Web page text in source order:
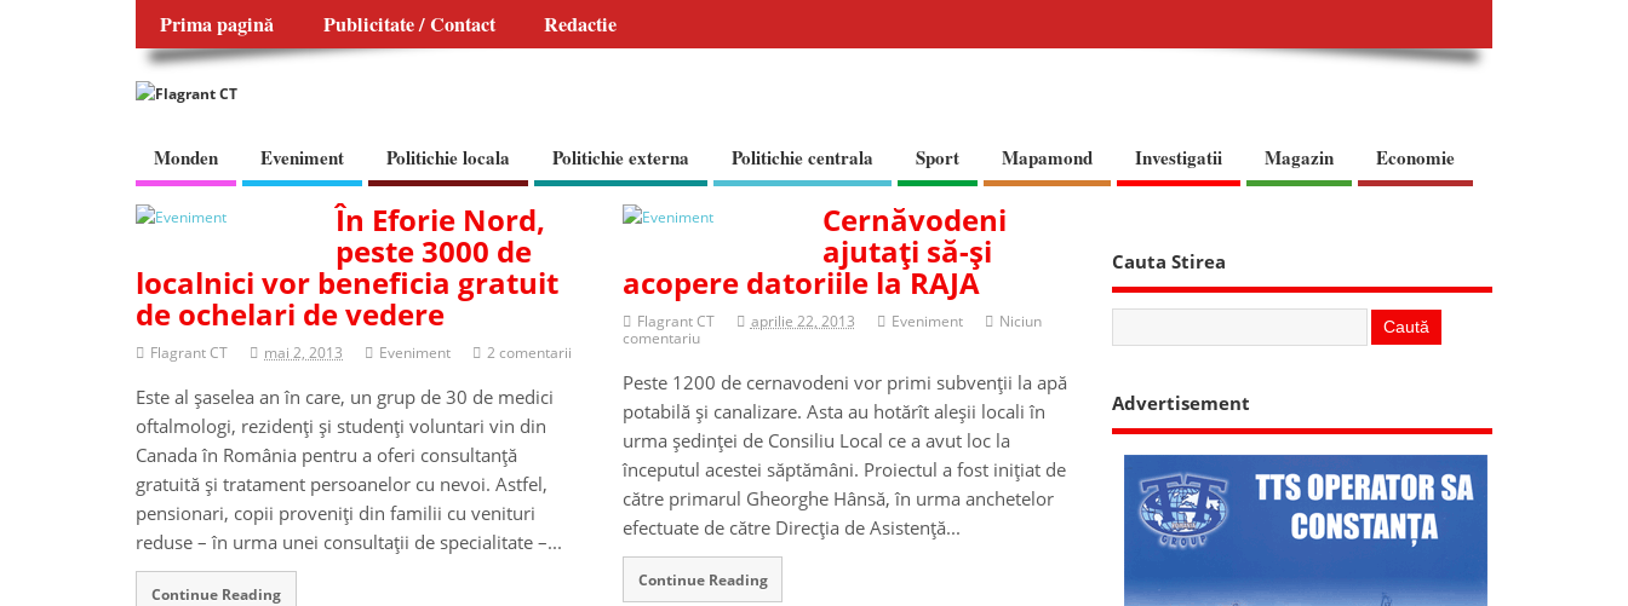
Prima pagină Publicitate / Contact Redactie
Monden Eveniment Politichie locala Politichie externa Politichie centrala Sport Mapamond Investigatii Magazin Economie
În Eforie Nord,
peste 3000 de
localnici vor beneficia gratuit
de ochelari de vedere
Flagrant CT mai 2, 2013 Eveniment 2 comentarii
Este al şaselea an în care, un grup de 30 de medici
oftalmologi, rezidenţi şi studenţi voluntari vin din
Canada în România pentru a oferi consultanţă
gratuită şi tratament persoanelor cu nevoi. Astfel,
pensionari, copii proveniţi din familii cu venituri
reduse – în urma unei consultaţii de specialitate –...
Continue Reading
Cernăvodeni
ajutaţi să-şi
acopere datoriile la RAJA
Flagrant CT aprilie 22, 2013 Eveniment
Niciun
comentariu
Peste 1200 de cernavodeni vor primi subvenţii la apă
potabilă şi canalizare. Asta au hotărît aleşii locali în
urma şedinţei de Consiliu Local ce a avut loc la
începutul acestei săptămâni. Proiectul a fost iniţiat de
către primarul Gheorghe Hânsă, în urma anchetelor
efectuate de către Direcţia de Asistenţă...
Continue Reading
Cauta Stirea
Advertisement